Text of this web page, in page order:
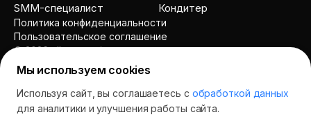
SMM-специалист
Кондитер
© 2026 allcourses.io
Пользовательское соглашение
Политика конфиденциальности
Мы используем cookies
Используя сайт, вы соглашаетесь с обработкой данных
для аналитики и улучшения работы сайта.